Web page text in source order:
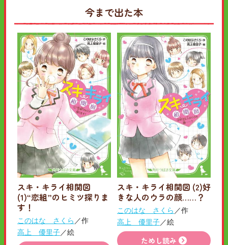
今まで出た本
スキ・キライ相関図
(1)“恋組”のヒミツ探りま
す！
このはな さくら ／作
高上 優里子／絵
スキ・キライ相関図 (2)好
きな人のウラの顔……？
このはな さくら ／作
高上 優里子／絵
ためし読み